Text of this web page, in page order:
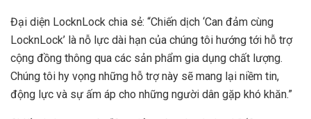
Đại diện LocknLock chia sẻ: “Chiến dịch ‘Can đảm cùng
LocknLock’ là nỗ lực dài hạn của chúng tôi hướng tới hỗ trợ
cộng đồng thông qua các sản phẩm gia dụng chất lượng.
Chúng tôi hy vọng những hỗ trợ này sẽ mang lại niềm tin,
động lực và sự ấm áp cho những người dân gặp khó khăn.”